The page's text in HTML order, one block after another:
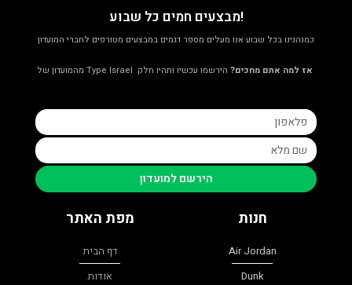
!מבצעים חמים כל שבוע
כמנהגינו בכל שבוע אנו מעלים מספר דגמים במבצעים מטורפים לחברי המועדון
אז למה אתם מחכים? הירשמו עכשיו ותהיו חלק Type Israel מהמועדון של
הירשם למועדון
חנות
Air Jordan
Dunk
מפת האתר
דף הבית
אודות